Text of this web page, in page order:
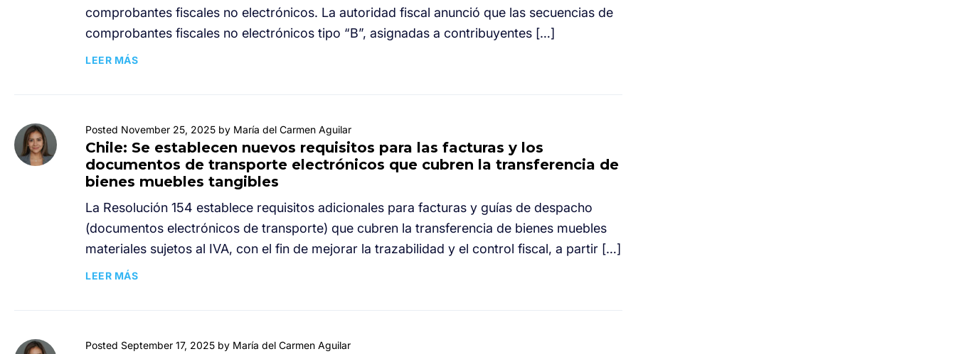
comprobantes fiscales no electrónicos. La autoridad fiscal anunció que las secuencias de
comprobantes fiscales no electrónicos tipo “B”, asignadas a contribuyentes […]
LEER MÁS
Posted November 25, 2025 by María del Carmen Aguilar
Chile: Se establecen nuevos requisitos para las facturas y los
documentos de transporte electrónicos que cubren la transferencia de
bienes muebles tangibles
La Resolución 154 establece requisitos adicionales para facturas y guías de despacho
(documentos electrónicos de transporte) que cubren la transferencia de bienes muebles
materiales sujetos al IVA, con el fin de mejorar la trazabilidad y el control fiscal, a partir […]
LEER MÁS
Posted September 17, 2025 by María del Carmen Aguilar